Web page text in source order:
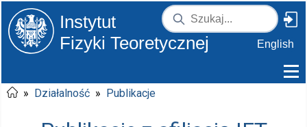
Instytut
Fizyki Teoretycznej
English
» Działalność » Publikacje